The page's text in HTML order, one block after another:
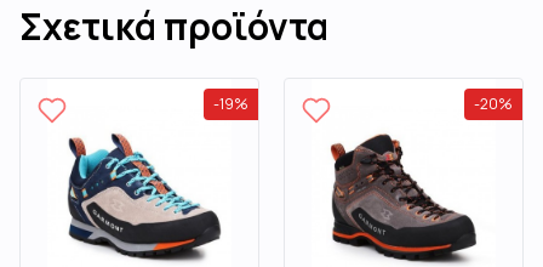
Σχετικά προϊόντα
-19% -20%